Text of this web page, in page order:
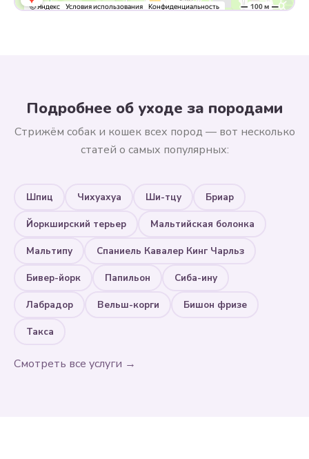
Подробнее об уходе за породами
Стрижём собак и кошек всех пород — вот несколько
статей о самых популярных:
Шпиц Чихуахуа Ши-тцу Бриар
Йоркширский терьер Мальтийская болонка
Мальтипу Спаниель Кавалер Кинг Чарльз
Бивер-йорк Папильон Сиба-ину
Лабрадор Вельш-корги Бишон фризе
Такса
Смотреть все услуги →